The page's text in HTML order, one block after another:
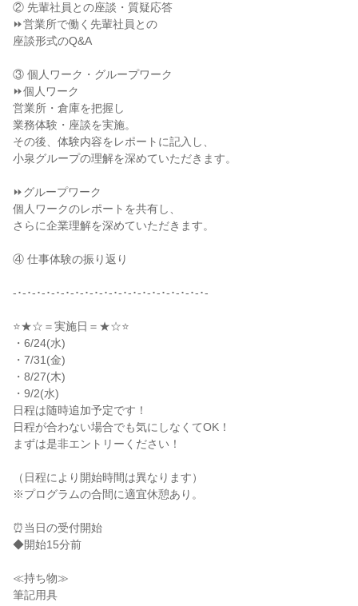
② 先輩社員との座談・質疑応答
⏩営業所で働く先輩社員との
座談形式のQ&A
③ 個人ワーク・グループワーク
⏩個人ワーク
営業所・倉庫を把握し
業務体験・座談を実施。
その後、体験内容をレポートに記入し、
小泉グループの理解を深めていただきます。
⏩グループワーク
個人ワークのレポートを共有し、
さらに企業理解を深めていただきます。
④ 仕事体験の振り返り
-･-･-･-･-･-･-･-･-･-･-･-･-･-･-･-･-･-･-･-･-
⭐★☆＝実施日＝★☆⭐
・6/24(水)
・7/31(金)
・8/27(木)
・9/2(水)
日程は随時追加予定です！
日程が合わない場合でも気にしなくてOK！
まずは是非エントリーください！
（日程により開始時間は異なります）
※プログラムの合間に適宜休憩あり。
⏰当日の受付開始
◆開始15分前
≪持ち物≫
筆記用具